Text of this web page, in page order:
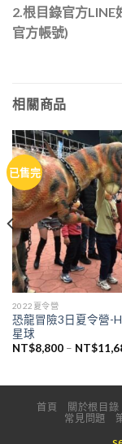
2.根目錄官方LINE
官方帳號)
相關商品
已售完
2022夏令營
恐龍冒險3日夏令營-
星球
NT$8,800 – NT$
首頁 關於根目錄
常見問題